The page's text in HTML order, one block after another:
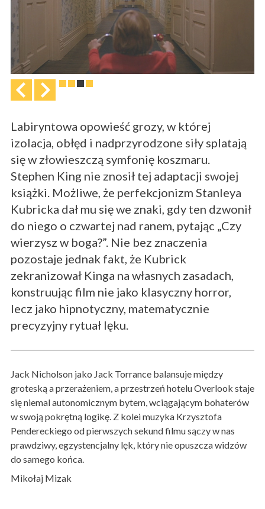
Labiryntowa opowieść grozy, w której
izolacja, obłęd i nadprzyrodzone siły splatają
się w złowieszczą symfonię koszmaru.
Stephen King nie znosił tej adaptacji swojej
książki. Możliwe, że perfekcjonizm Stanleya
Kubricka dał mu się we znaki, gdy ten dzwonił
do niego o czwartej nad ranem, pytając „Czy
wierzysz w boga?”. Nie bez znaczenia
pozostaje jednak fakt, że Kubrick
zekranizował Kinga na własnych zasadach,
konstruując film nie jako klasyczny horror,
lecz jako hipnotyczny, matematycznie
precyzyjny rytuał lęku.
Jack Nicholson jako Jack Torrance balansuje między
groteską a przerażeniem, a przestrzeń hotelu Overlook staje
się niemal autonomicznym bytem, wciągającym bohaterów
w swoją pokrętną logikę. Z kolei muzyka Krzysztofa
Pendereckiego od pierwszych sekund filmu sączy w nas
prawdziwy, egzystencjalny lęk, który nie opuszcza widzów
do samego końca.
Mikołaj Mizak